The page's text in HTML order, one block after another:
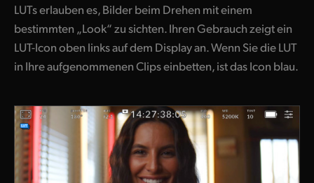
LUTs erlauben es, Bilder beim Drehen mit einem
bestimmten „Look“ zu sichten. Ihren Gebrauch zeigt ein
LUT-Icon oben links auf dem Display an. Wenn Sie die LUT
in Ihre aufgenommenen Clips einbetten, ist das Icon blau.